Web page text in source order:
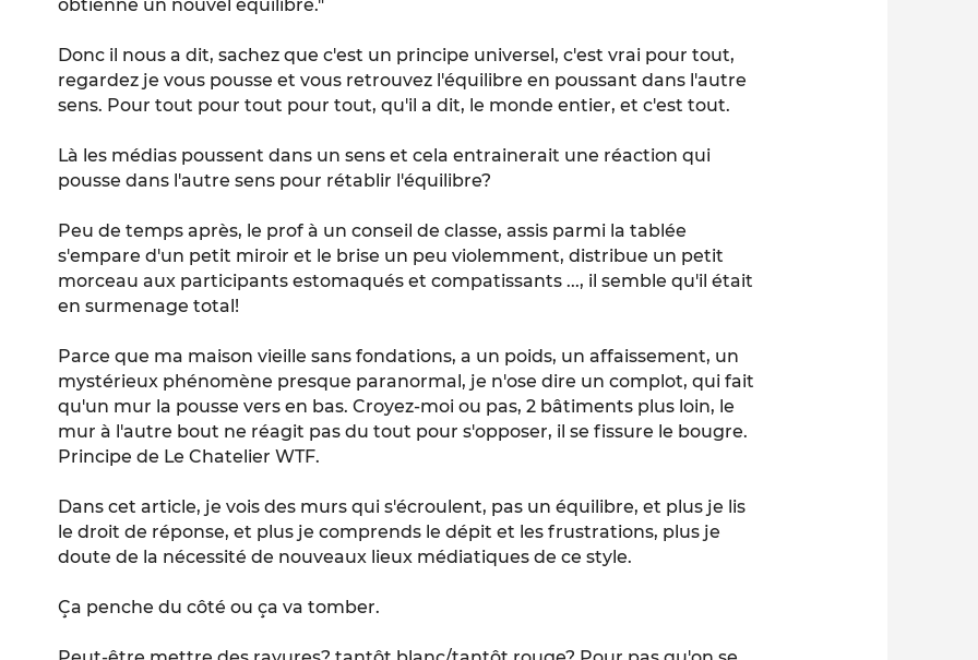
obtienne un nouvel équilibre."
Donc il nous a dit, sachez que c'est un principe universel, c'est vrai pour tout,
regardez je vous pousse et vous retrouvez l'équilibre en poussant dans l'autre
sens. Pour tout pour tout pour tout, qu'il a dit, le monde entier, et c'est tout.
Là les médias poussent dans un sens et cela entrainerait une réaction qui
pousse dans l'autre sens pour rétablir l'équilibre?
Peu de temps après, le prof à un conseil de classe, assis parmi la tablée
s'empare d'un petit miroir et le brise un peu violemment, distribue un petit
morceau aux participants estomaqués et compatissants ..., il semble qu'il était
en surmenage total!
Parce que ma maison vieille sans fondations, a un poids, un affaissement, un
mystérieux phénomène presque paranormal, je n'ose dire un complot, qui fait
qu'un mur la pousse vers en bas. Croyez-moi ou pas, 2 bâtiments plus loin, le
mur à l'autre bout ne réagit pas du tout pour s'opposer, il se fissure le bougre.
Principe de Le Chatelier WTF.
Dans cet article, je vois des murs qui s'écroulent, pas un équilibre, et plus je lis
le droit de réponse, et plus je comprends le dépit et les frustrations, plus je
doute de la nécessité de nouveaux lieux médiatiques de ce style.
Ça penche du côté ou ça va tomber.